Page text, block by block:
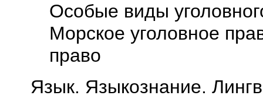
Особые виды
Морское уголовное
право
Язык. Языкознание.